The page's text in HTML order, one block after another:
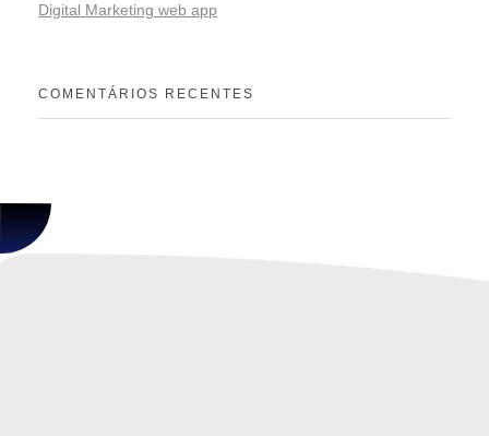
Digital Marketing web app
COMENTÁRIOS RECENTES